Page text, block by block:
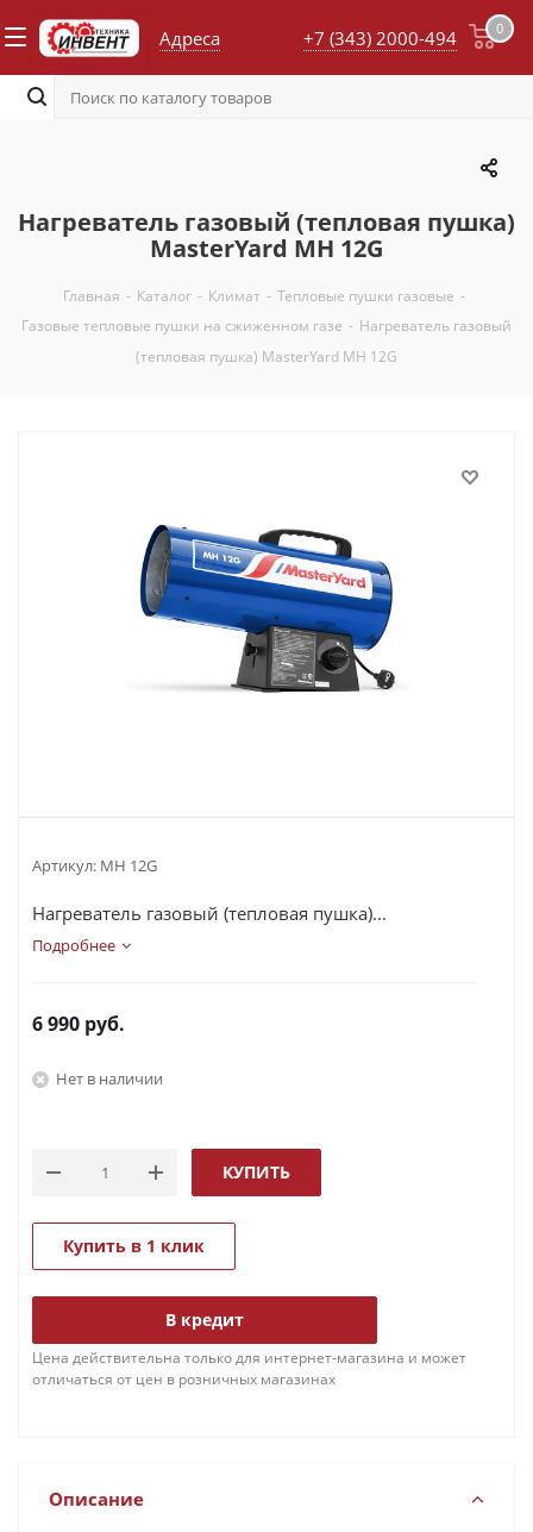
Адреса 0
+7 (343) 2000-494
Нагреватель газовый (тепловая пушка)
MasterYard MH 12G
Главная - Каталог - Климат - Тепловые пушки газовые -
Газовые тепловые пушки на сжиженном газе - Нагреватель газовый
(тепловая пушка) MasterYard MH 12G
Артикул: MH 12G
Нагреватель газовый (тепловая пушка)...
Подробнее
6 990 руб.
Нет в наличии
КУПИТЬ
Купить в 1 клик
В кредит
Цена действительна только для интернет-магазина и может
отличаться от цен в розничных магазинах
Описание